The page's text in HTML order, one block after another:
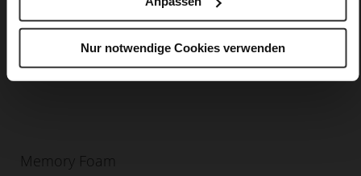
Nur notwendige Cookies verwenden
Memory Foam